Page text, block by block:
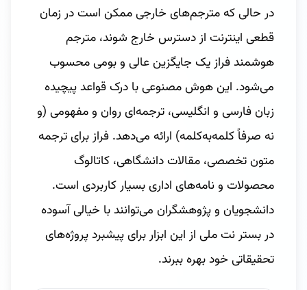
در حالی که مترجم‌های خارجی ممکن است در زمان
قطعی اینترنت از دسترس خارج شوند، مترجم
هوشمند فراز یک جایگزین عالی و بومی محسوب
می‌شود. این هوش مصنوعی با درک قواعد پیچیده
زبان فارسی و انگلیسی، ترجمه‌ای روان و مفهومی (و
نه صرفاً کلمه‌به‌کلمه) ارائه می‌دهد. فراز برای ترجمه
متون تخصصی، مقالات دانشگاهی، کاتالوگ
محصولات و نامه‌های اداری بسیار کاربردی است.
دانشجویان و پژوهشگران می‌توانند با خیالی آسوده
در بستر نت ملی از این ابزار برای پیشبرد پروژه‌های
تحقیقاتی خود بهره ببرند.